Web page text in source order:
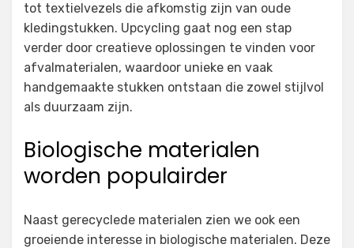
tot textielvezels die afkomstig zijn van oude
kledingstukken. Upcycling gaat nog een stap
verder door creatieve oplossingen te vinden voor
afvalmaterialen, waardoor unieke en vaak
handgemaakte stukken ontstaan die zowel stijlvol
als duurzaam zijn.
Biologische materialen
worden populairder
Naast gerecyclede materialen zien we ook een
groeiende interesse in biologische materialen. Deze